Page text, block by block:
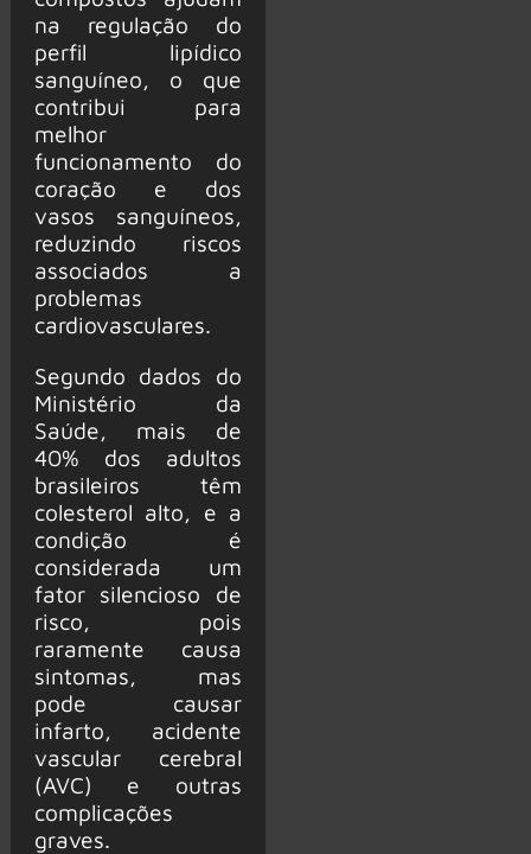
na regulação do
perfil lipídico
sanguíneo, o que
contribui para
melhor
funcionamento do
coração e dos
vasos sanguíneos,
reduzindo riscos
associados a
problemas
cardiovasculares.
Segundo dados do
Ministério da
Saúde, mais de
40% dos adultos
brasileiros têm
colesterol alto, e a
condição é
considerada um
fator silencioso de
risco, pois
raramente causa
sintomas, mas
pode causar
infarto, acidente
vascular cerebral
(AVC) e outras
complicações
graves.